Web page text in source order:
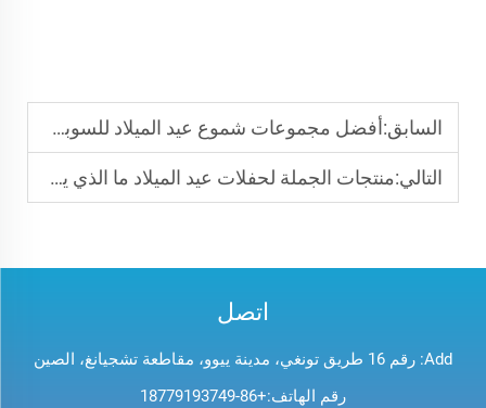
السابق:أفضل مجموعات شموع عيد الميلاد للسوبر ماركت ومتاجر الحفلات
التالي:منتجات الجملة لحفلات عيد الميلاد ما الذي يجب أن يخزنه تجار التجزئة
اتصل
Add: رقم 16 طريق تونغي، مدينة ييوو، مقاطعة تشجيانغ، الصين
رقم الهاتف:+86-18779193749